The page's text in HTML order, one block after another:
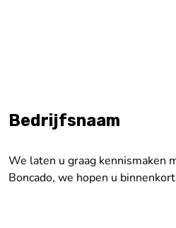
Bedrijfsnaam
We laten u graag kennismaken
Boncado, we hopen u